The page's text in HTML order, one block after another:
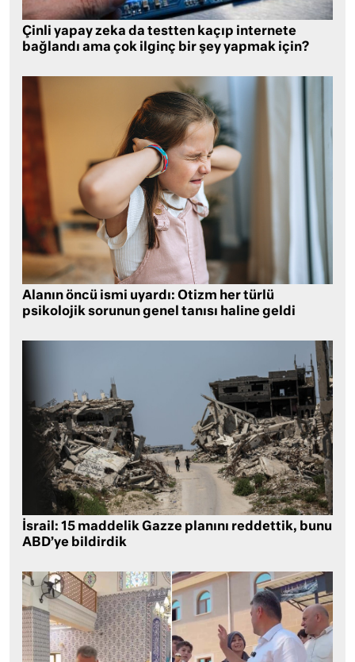
Çinli yapay zeka da testten kaçıp internete
bağlandı ama çok ilginç bir şey yapmak için?
Alanın öncü ismi uyardı: Otizm her türlü
psikolojik sorunun genel tanısı haline geldi
İsrail: 15 maddelik Gazze planını reddettik, bunu
ABD’ye bildirdik